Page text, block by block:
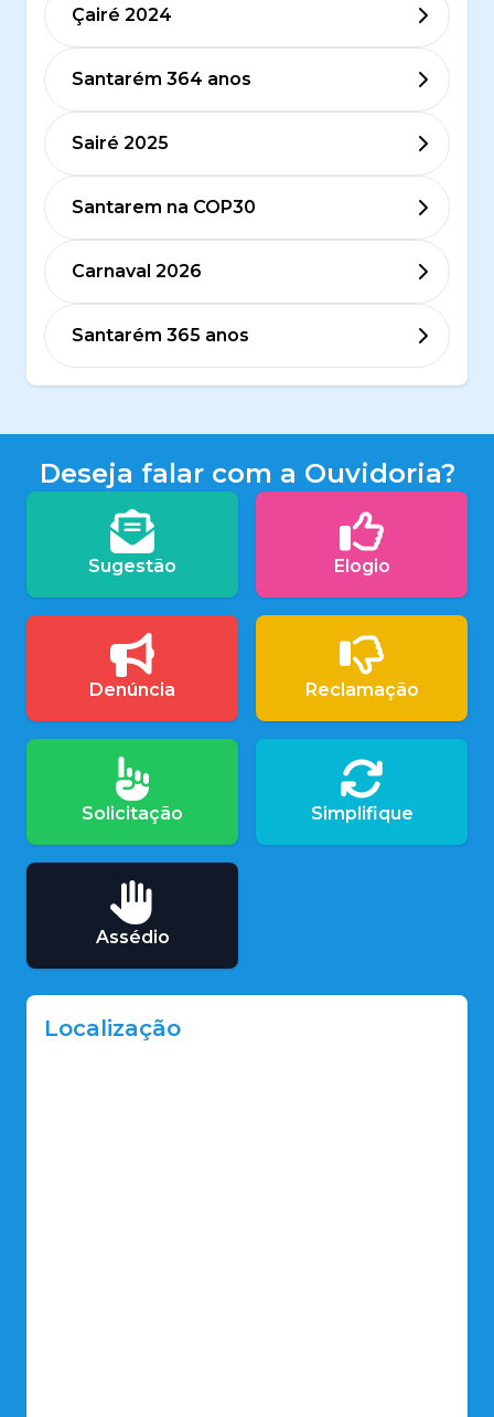
Çairé 2024
Santarém 364 anos
Sairé 2025
Santarem na COP30
Carnaval 2026
Santarém 365 anos
Deseja falar com a Ouvidoria?
Sugestão Elogio
Denúncia Reclamação
Solicitação Simplifique
Assédio
Localização